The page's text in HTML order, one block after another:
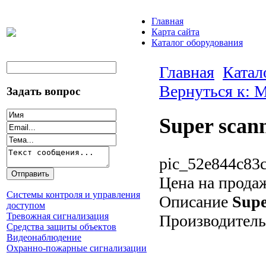
Главная
Карта сайта
Каталог оборудования
Задать вопрос
Системы контроля и управления
доступом
Тревожная сигнализация
Средства защиты объектов
Видеонаблюдение
Охранно-пожарные сигнализации
Главная
Вернуться к:
Super
Цена на
Описание